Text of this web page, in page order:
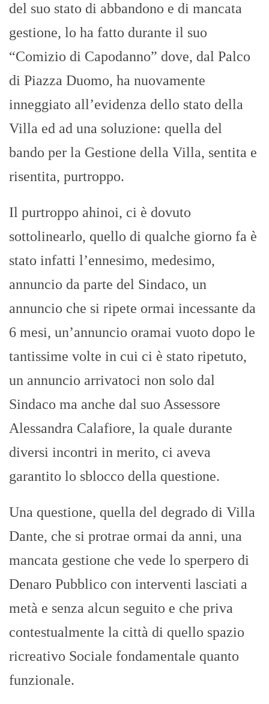
del suo stato di abbandono e di mancata
gestione, lo ha fatto durante il suo
“Comizio di Capodanno” dove, dal Palco
di Piazza Duomo, ha nuovamente
inneggiato all’evidenza dello stato della
Villa ed ad una soluzione: quella del
bando per la Gestione della Villa, sentita e
risentita, purtroppo.
Il purtroppo ahinoi, ci è dovuto
sottolinearlo, quello di qualche giorno fa è
stato infatti l’ennesimo, medesimo,
annuncio da parte del Sindaco, un
annuncio che si ripete ormai incessante da
6 mesi, un’annuncio oramai vuoto dopo le
tantissime volte in cui ci è stato ripetuto,
un annuncio arrivatoci non solo dal
Sindaco ma anche dal suo Assessore
Alessandra Calafiore, la quale durante
diversi incontri in merito, ci aveva
garantito lo sblocco della questione.
Una questione, quella del degrado di Villa
Dante, che si protrae ormai da anni, una
mancata gestione che vede lo sperpero di
Denaro Pubblico con interventi lasciati a
metà e senza alcun seguito e che priva
contestualmente la città di quello spazio
ricreativo Sociale fondamentale quanto
funzionale.